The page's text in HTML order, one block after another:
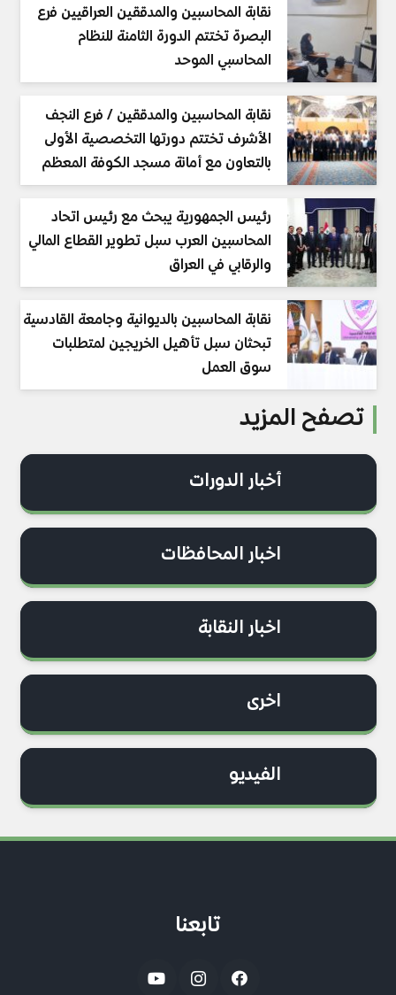
نقابة المحاسبين والمدققين العراقيين فرع
البصرة تختتم الدورة الثامنة للنظام
المحاسبي الموحد
نقابة المحاسبين والمدققين / فرع النجف
الأشرف تختتم دورتها التخصصية الأولى
بالتعاون مع أمانة مسجد الكوفة المعظم
رئيس الجمهورية يبحث مع رئيس اتحاد
المحاسبين العرب سبل تطوير القطاع المالي
والرقابي في العراق
نقابة المحاسبين بالديوانية وجامعة القادسية
تبحثان سبل تأهيل الخريجين لمتطلبات
سوق العمل
تصفح المزيد
أخبار الدورات
اخبار المحافظات
اخبار النقابة
اخرى
الفيديو
تابعنا